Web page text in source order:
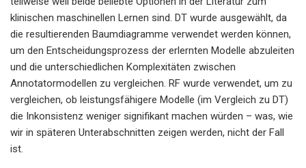
klinischen maschinellen Lernen sind. DT wurde ausgewählt, da
die resultierenden Baumdiagramme verwendet werden können,
um den Entscheidungsprozess der erlernten Modelle abzuleiten
und die unterschiedlichen Komplexitäten zwischen
Annotatormodellen zu vergleichen. RF wurde verwendet, um zu
vergleichen, ob leistungsfähigere Modelle (im Vergleich zu DT)
die Inkonsistenz weniger signifikant machen würden – was, wie
wir in späteren Unterabschnitten zeigen werden, nicht der Fall
ist.